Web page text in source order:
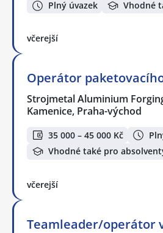
Plný úvazek Vhodné
včerejší
Operátor
Strojmetal Aluminium
Kamenice, Praha-východ
35 000 – 45 000 Kč
Vhodné také pro
včerejší
Teamleader/operátor